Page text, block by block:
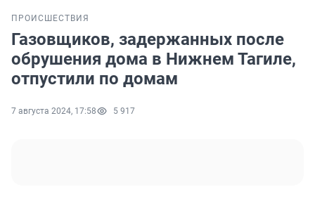
ПРОИСШЕСТВИЯ
Газовщиков, задержанных после
обрушения дома в Нижнем Тагиле,
отпустили по домам
7 августа 2024, 17:58 5 917